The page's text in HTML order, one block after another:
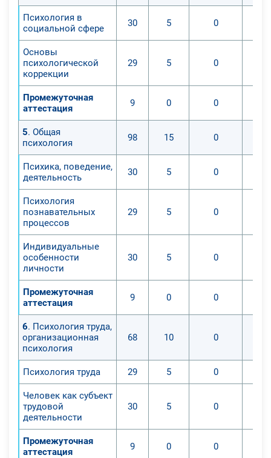
Психология в
социальной сфере
30 5 0
Основы
психологической
коррекции
29 5 0
Промежуточная
аттестация
9 0 0
5. Общая
психология
98 15 0
Психика, поведение,
деятельность
30 5 0
Психология
познавательных
процессов
29 5 0
Индивидуальные
особенности
личности
30 5 0
Промежуточная
аттестация
9 0 0
6. Психология труда,
организационная
психология
68 10 0
Психология труда 29 5 0
Человек как субъект
трудовой
деятельности
30 5 0
Промежуточная
аттестация
9 0 0